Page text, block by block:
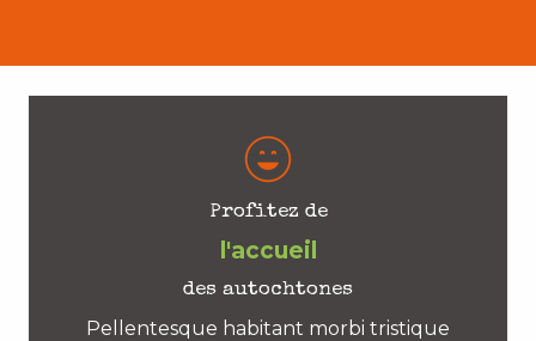
Profitez de
l'accueil
des autochtones
Pellentesque habitant morbi tristique